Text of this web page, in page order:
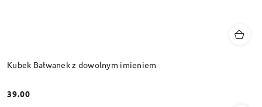
Kubek Bałwanek z dowolnym imieniem
Cena:
39.00